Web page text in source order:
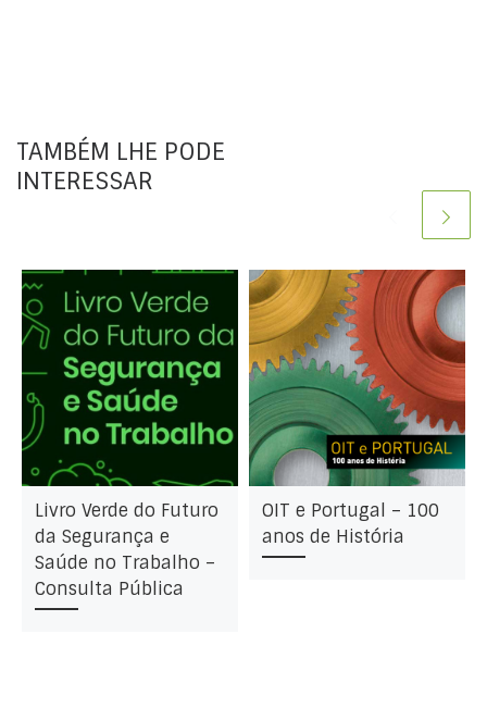
TAMBÉM LHE PODE
INTERESSAR
Livro Verde do Futuro
da Segurança e
Saúde no Trabalho –
Consulta Pública
OIT e Portugal – 100
anos de História